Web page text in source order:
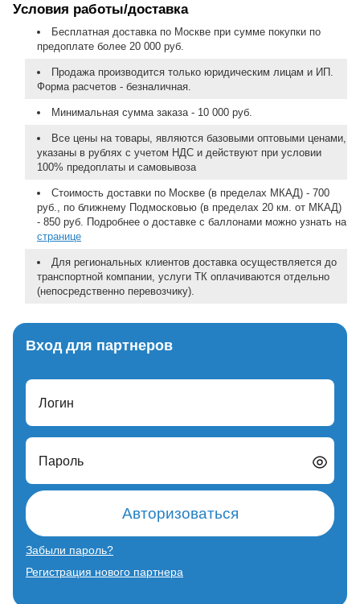
Условия работы/доставка
Бесплатная доставка по Москве при сумме покупки по
предоплате более 20 000 руб.
Продажа производится только юридическим лицам и ИП.
Форма расчетов - безналичная.
Минимальная сумма заказа - 10 000 руб.
Все цены на товары, являются базовыми оптовыми ценами,
указаны в рублях с учетом НДС и действуют при условии
100% предоплаты и самовывоза
Стоимость доставки по Москве (в пределах МКАД) - 700
руб., по ближнему Подмосковью (в пределах 20 км. от МКАД)
- 850 руб. Подробнее о доставке с баллонами можно узнать на
странице
Для региональных клиентов доставка осуществляется до
транспортной компании, услуги ТК оплачиваются отдельно
(непосредственно перевозчику).
Вход для партнеров
Логин
Пароль
Авторизоваться
Забыли пароль?
Регистрация нового партнера